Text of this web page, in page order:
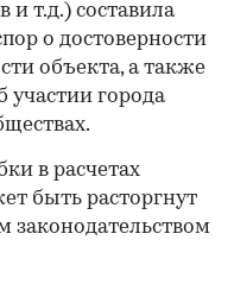
т.д.) составила
о достоверности
объекта, а также
участии города
в расчетах
быть расторгнут
законодательством